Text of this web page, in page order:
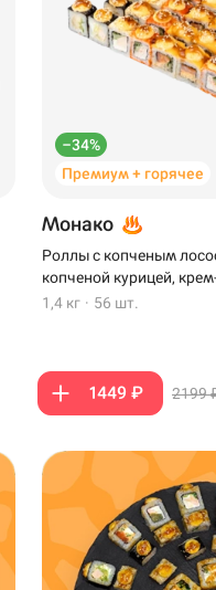
–34%
Премиум + горячее
Монако
Роллы с копченым
копченой курицей,
1,4 кг · 56 шт.
1449 ₽ 2199